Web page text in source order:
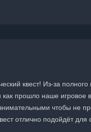
квест! Из-за полного
как прошло наше игровое
чтобы не
отлично подойдёт для